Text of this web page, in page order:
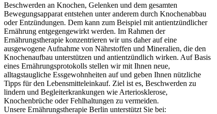
Beschwerden an Knochen, Gelenken und dem gesamten
Bewegungsapparat entstehen unter anderem durch Knochenabbau
oder Entzündungen. Dem kann zum Beispiel mit antientzündlicher
Ernährung entgegengewirkt werden. Im Rahmen der
Ernährungstherapie konzentrieren wir uns daher auf eine
ausgewogene Aufnahme von Nährstoffen und Mineralien, die den
Knochenaufbau unterstützen und antientzündlich wirken. Auf Basis
eines Ernährungsprotokolls stellen wir mit Ihnen neue,
alltagstaugliche Essgewohnheiten auf und geben Ihnen nützliche
Tipps für den Lebensmitteleinkauf. Ziel ist es, Beschwerden zu
lindern und Begleiterkrankungen wie Arteriosklerose,
Knochenbrüche oder Fehlhaltungen zu vermeiden.
Unsere Ernährungstherapie Berlin unterstützt Sie bei: